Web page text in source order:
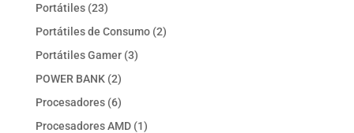
Portátiles 2323
productos
Portátiles de Consumo 22
Portátiles Gamer 33
POWER BANK 22
productos
Procesadores 66
productos
Procesadores AMD 11